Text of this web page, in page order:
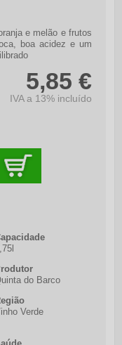
e melão e frutos
boa acidez e um
5,85 €
IVA a 13% incluído
do Barco
Verde